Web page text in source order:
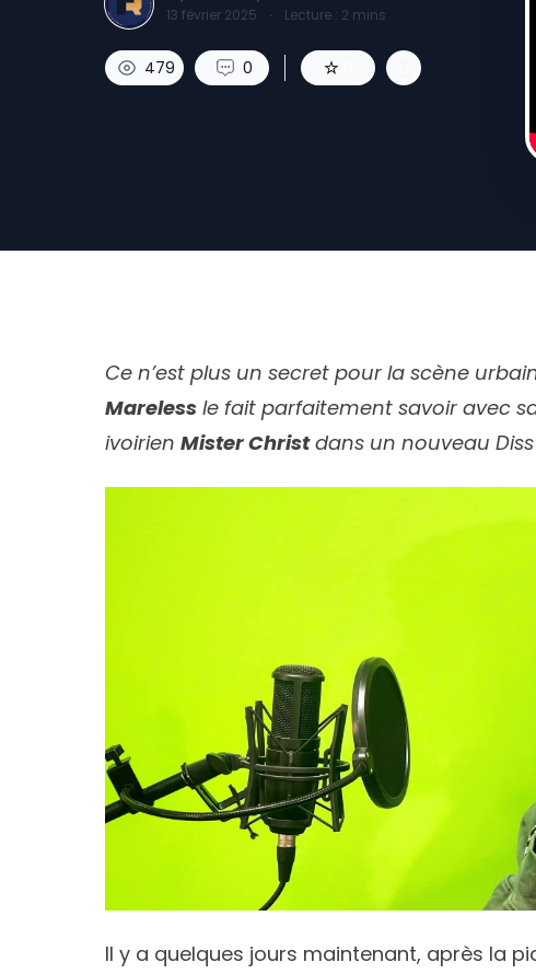
13 février 2025 · Lecture : 2 mins
479 0
Ce n’est plus un secret pour la scène
Mareless le fait parfaitement savoir avec
ivoirien Mister Christdans un nouveau Diss
Il y a quelques jours maintenant, après la